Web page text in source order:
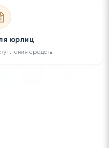
юрлиц
средств.